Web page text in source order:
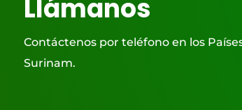
Llámanos
Contáctenos por teléfono en los
Surinam.